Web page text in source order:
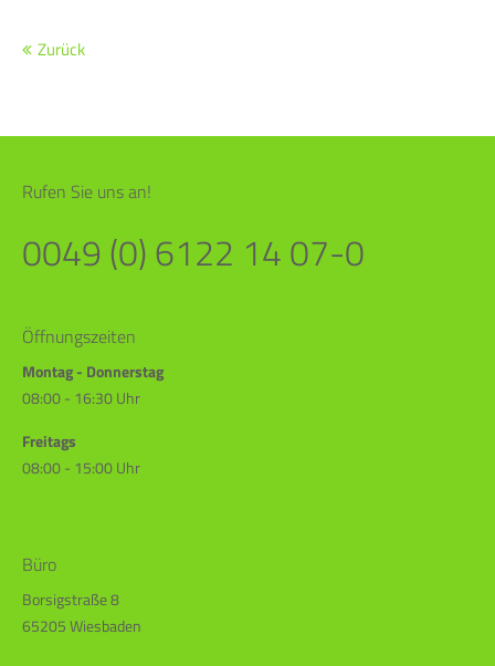
Zurück
Rufen Sie uns an!
0049 (0) 6122 14 07-0
Öffnungszeiten
Montag - Donnerstag
08:00 - 16:30 Uhr
Freitags
08:00 - 15:00 Uhr
Büro
Borsigstraße 8
65205 Wiesbaden